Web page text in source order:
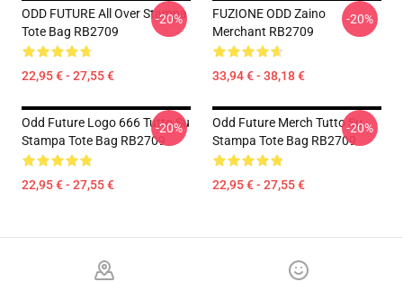
ODD FUTURE All Over Stampa
Tote Bag RB2709
22,95 € - 27,55 €
-20%
FUZIONE ODD Zaino
Merchant RB2709
33,94 € - 38,18 €
-20%
Odd Future Logo 666 Tutto Su
Stampa Tote Bag RB2709
22,95 € - 27,55 €
-20%
Odd Future Merch Tutto Su
Stampa Tote Bag RB2709
22,95 € - 27,55 €
-20%